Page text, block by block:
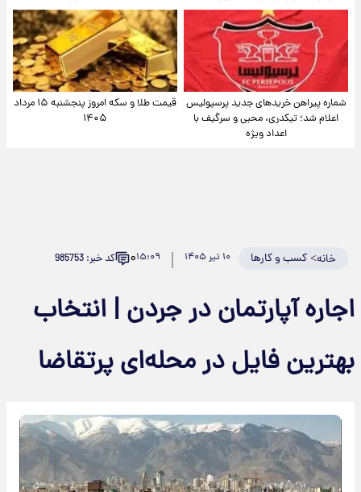
شماره پیراهن خریدهای جدید پرسپولیس
اعلام شد؛ تیکدری، محبی و سرگیف با
اعداد ویژه
قیمت طلا و سکه امروز پنجشنبه ۱۵ مرداد
۱۴۰۵
خانه>کسب و کارها ۱۰ تیر ۱۴۰۵ ۱۵:۰۹۰ کد خبر: 985753
اجاره آپارتمان در جردن | انتخاب
بهترین فایل در محله‌ای پرتقاضا